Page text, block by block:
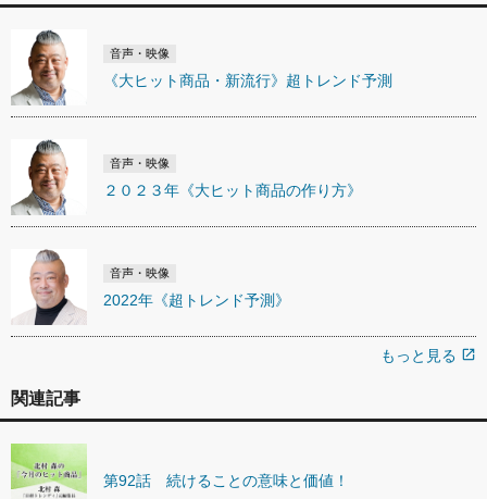
音声・映像
《大ヒット商品・新流行》超トレンド予測
音声・映像
２０２３年《大ヒット商品の作り方》
音声・映像
2022年《超トレンド予測》
もっと見る open_in_new
関連記事
第92話 続けることの意味と価値！